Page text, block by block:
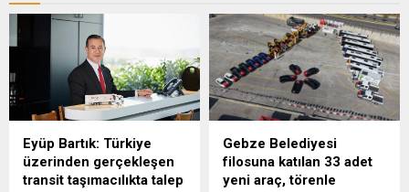
Eyüp Bartık: Türkiye
üzerinden gerçekleşen
transit taşımacılıkta talep
Gebze Belediyesi
filosuna katılan 33 adet
yeni araç, törenle